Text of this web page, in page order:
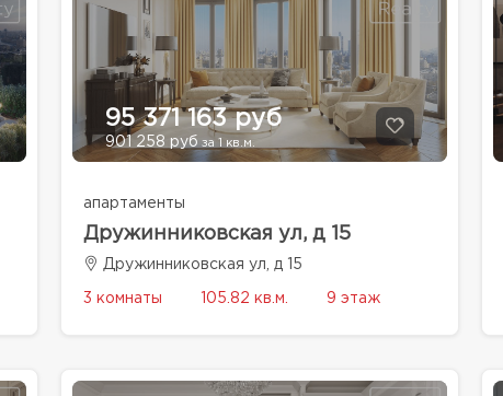
95 371 163 руб
901 258 руб за 1 кв.м.
апартаменты
Дружинниковская ул, д 15
Дружинниковская ул, д 15
3 комнаты 105.82 кв.м. 9 этаж